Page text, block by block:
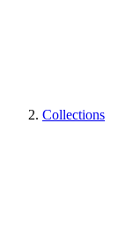
Collections